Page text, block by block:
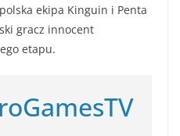
ekipa Kinguin i Penta
gracz innocent
etapu.